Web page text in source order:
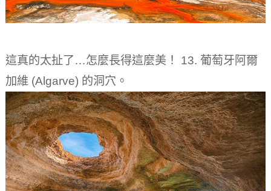
這真的太扯了…怎麼長得這麼美！ 13. 葡萄牙阿爾
加維 (Algarve) 的洞穴。